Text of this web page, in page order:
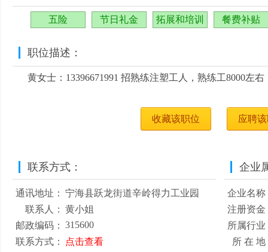
五险 节日礼金 拓展和培训 餐费补贴
职位描述：
黄女士：13396671991 招熟练注塑工人，熟练工8000左
收藏该职位 应聘
联系方式：
通讯地址：
宁海县跃龙街道辛岭得力工业园
联系人：
黄小姐
邮政编码：
315600
联系方式：
点击查看
企业
企业名称
注册资金
所属行业
所 在 地